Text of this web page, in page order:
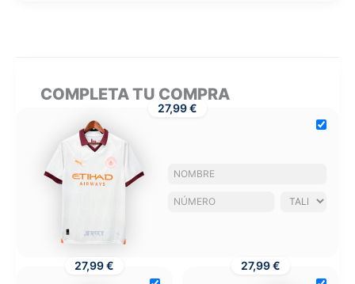
COMPLETA TU COMPRA
27,99 €
27,99 € 27,99 €